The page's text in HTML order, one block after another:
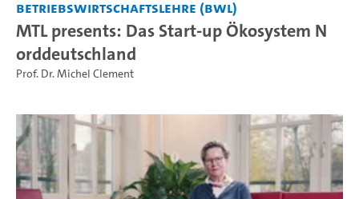
Betriebswirtschaftslehre (BWL)
MTL presents: Das Start-up Ökosystem N
orddeutschland
Prof. Dr. Michel Clement